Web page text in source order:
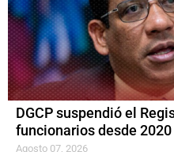
DGCP suspendió el
funcionarios desde 2020
Agosto 07, 2026